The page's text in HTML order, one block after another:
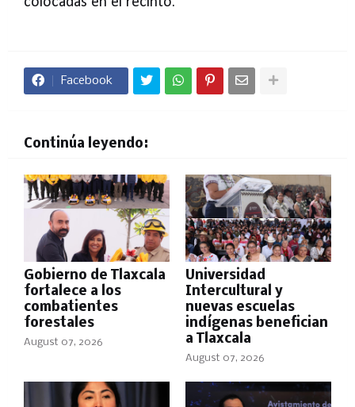
Facebook
Continúa leyendo:
Gobierno de Tlaxcala
fortalece a los
combatientes
forestales
August 07, 2026
Universidad
Intercultural y
nuevas escuelas
indígenas benefician
a Tlaxcala
August 07, 2026